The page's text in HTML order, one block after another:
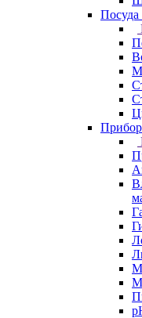
Посуда